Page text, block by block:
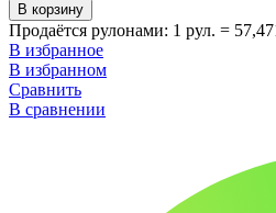
В корзину
Продаётся рулонами: 1 рул. =
В избранное
В избранном
Сравнить
В сравнении